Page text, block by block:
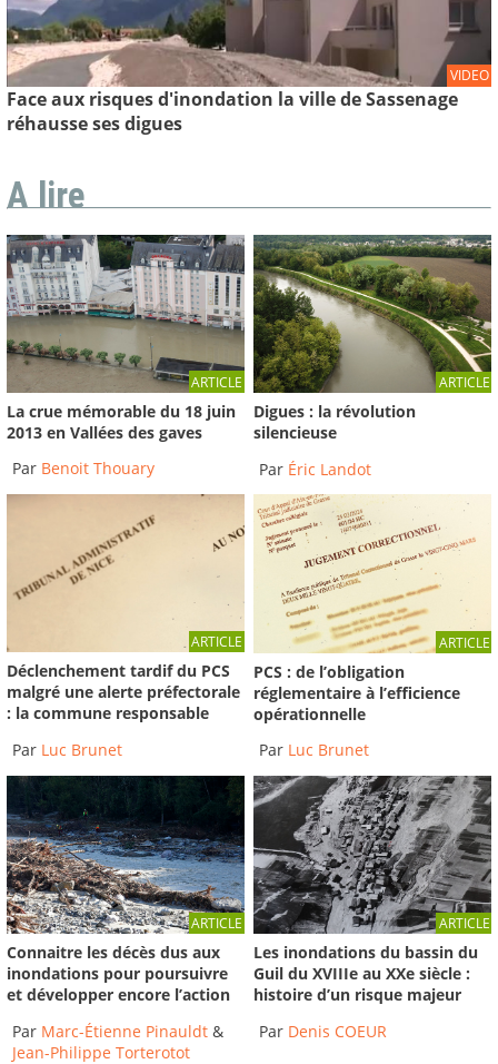
VIDEO
Face aux risques d'inondation la ville de Sassenage
réhausse ses digues
A lire
ARTICLE
La crue mémorable du 18 juin
2013 en Vallées des gaves
Par Benoit Thouary
ARTICLE
Digues : la révolution
silencieuse
Par Éric Landot
ARTICLE
Déclenchement tardif du PCS
malgré une alerte préfectorale
: la commune responsable
Par Luc Brunet
ARTICLE
PCS : de l’obligation
réglementaire à l’efficience
opérationnelle
Par Luc Brunet
ARTICLE
Connaitre les décès dus aux
inondations pour poursuivre
et développer encore l’action
Par Marc-Étienne Pinauldt &
Jean-Philippe Torterotot
ARTICLE
Les inondations du bassin du
Guil du XVIIIe au XXe siècle :
histoire d’un risque majeur
Par Denis COEUR